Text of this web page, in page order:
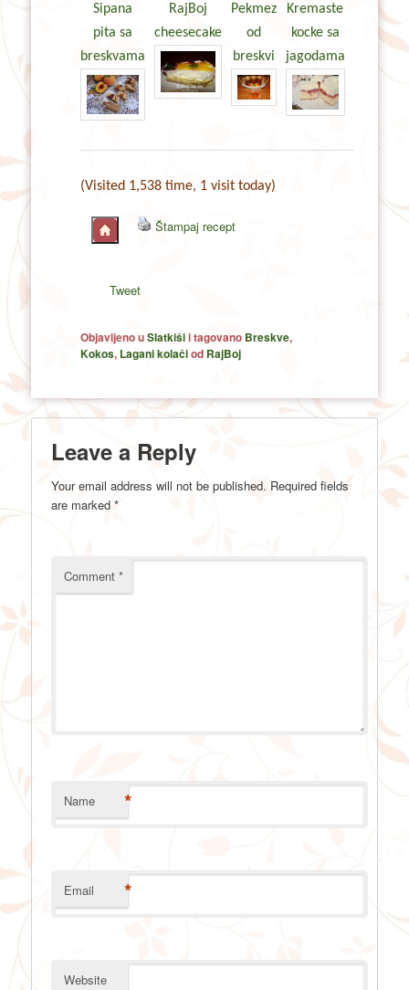
Sipana
pita sa
breskvama
RajBoj
cheesecake
Pekmez
od
breskvi
Kremaste
kocke sa
jagodama
(Visited 1,538 time, 1 visit today)
Štampaj recept
Tweet
Objavljeno uSlatkišii tagovano Breskve,
Kokos, Lagani kolačiod RajBoj
Leave a Reply
Your email address will not be published. Required fields
are marked*
Comment*
Name *
Email *
Website